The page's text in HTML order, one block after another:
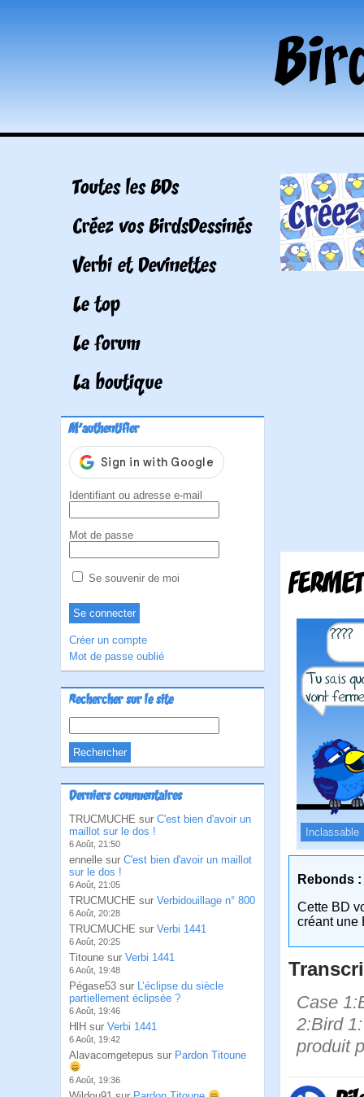
Toutes les BDs
Créez vos BirdsDessinés
Verbi et Devinettes
Le top
Le forum
La boutique
M'authentifier
Identifiant ou adresse e-mail
Mot de passe
Se souvenir de moi
Créer un compte
Mot de passe oublié
Rechercher sur le site
Derniers commentaires
TRUCMUCHE sur C'est bien d'avoir un
maillot sur le dos !
6 Août, 21:50
ennelle sur C'est bien d'avoir un maillot
sur le dos !
6 Août, 21:05
TRUCMUCHE sur Verbidouillage n° 800
6 Août, 20:28
TRUCMUCHE sur Verbi 1441
6 Août, 20:25
Titoune sur Verbi 1441
6 Août, 19:48
Pégase53 sur L’éclipse du siècle
partiellement éclipsée ?
6 Août, 19:46
HlH sur Verbi 1441
6 Août, 19:42
Alavacomgetepus sur Pardon Titoune
6 Août, 19:36
Inclassable
Rebonds :
Cette BD
créant une
Case
2:Bird
produit